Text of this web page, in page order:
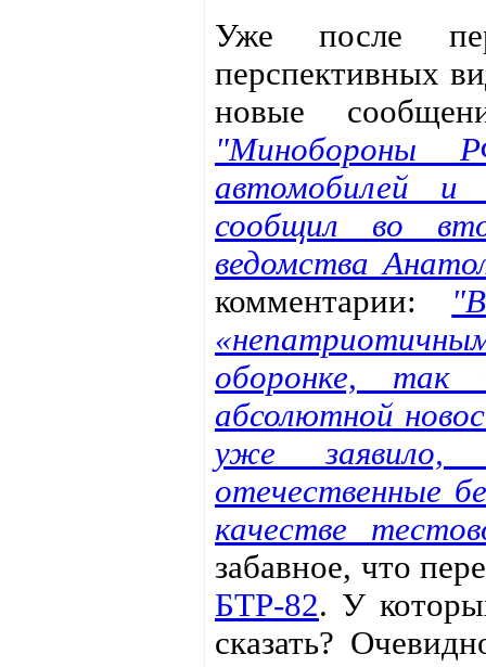
Уже после
перспективных
новые
"Минобороны
автомобилей и
сообщил во
ведомства
комментарии:
оборонке, так
абсолютной
уже заявило,
отечественные
качестве
забавное, что
БТР-82. У
сказать?